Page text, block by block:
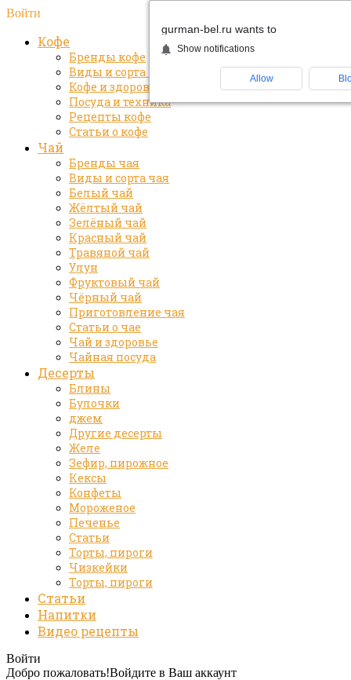
Войти
Кофе
Бренды кофе
Виды и сорта кофе
Кофе и здоровье
Посуда и техника
Рецепты кофе
Статьи о кофе
Чай
Бренды чая
Виды и сорта чая
Белый чай
Жёлтый чай
Зелёный чай
Красный чай
Травяной чай
Улун
Фруктовый чай
Чёрный чай
Приготовление чая
Статьи о чае
Чай и здоровье
Чайная посуда
Десерты
Блины
Булочки
джем
Другие десерты
Желе
Зефир, пирожное
Кексы
Конфеты
Мороженое
Печенье
Статьи
Торты, пироги
Чизкейки
Торты, пироги
Статьи
Напитки
Видео рецепты
Войти
Добро пожаловать!Войдите в Ваш аккаунт
gurman-bel.ru wants to
Show notifications
Allow